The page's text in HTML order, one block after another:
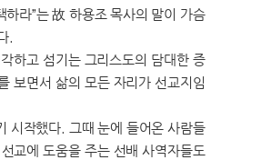
라”는 故 하용조 목사의 말이 가슴
.
하고 섬기는 그리스도의 담대한 증
보면서 삶의 모든 자리가 선교지임
시작했다. 그때 눈에 들어온 사람들
교에 도움을 주는 선배 사역자들도